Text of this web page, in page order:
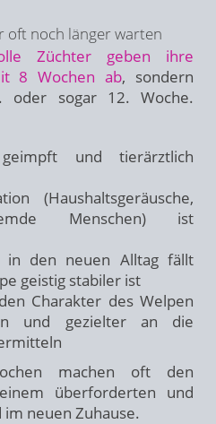
oft noch länger warten
Züchter geben ihre
8 Wochen ab, sondern
sogar 12. Woche.
und tierärztlich
(Haushaltsgeräusche,
Menschen) ist
in den neuen Alltag fällt
geistig stabiler ist
Charakter des Welpen
und gezielter an die
machen oft den
überforderten und
neuen Zuhause.